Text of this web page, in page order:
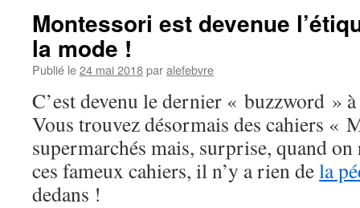
Montessori est devenue
la mode !
Publié le24 mai 2018paralefebvre
C’est devenu le dernier « buzzword »
Vous trouvez désormais des cahiers «
supermarchés mais, surprise, quand
ces fameux cahiers, il n’y a rien dela
dedans !